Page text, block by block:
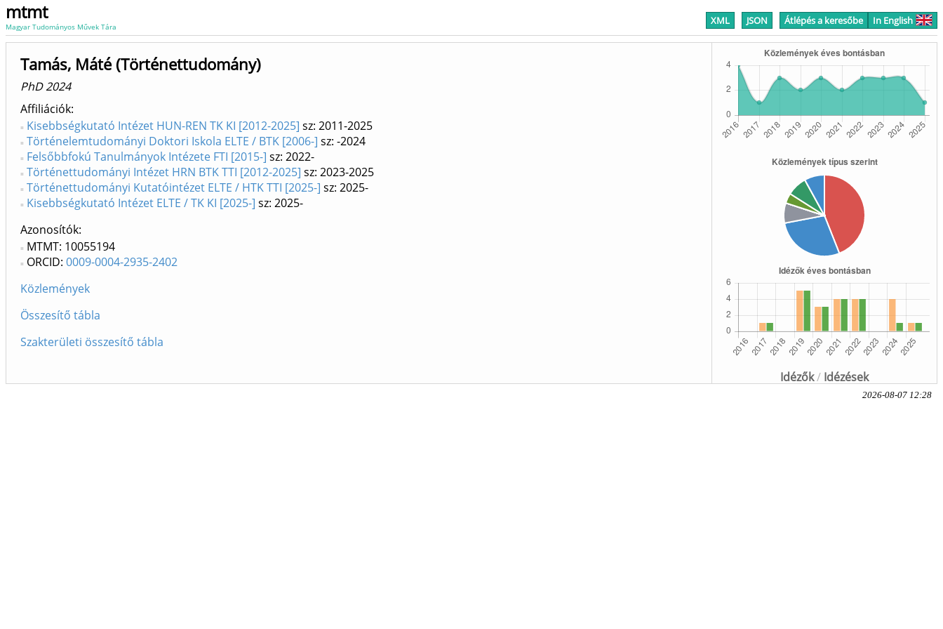
mtmt
Magyar Tudományos Művek Tára XML JSON Átlépés a keresőbe In English
Idézők/ Idézések
Tamás, Máté (Történettudomány)
PhD 2024
Affiliációk
Kisebbségkutató Intézet HUN-REN TK KI [2012-2025] sz: 2011-2025
Történelemtudományi Doktori Iskola ELTE / BTK [2006-] sz: -2024
Felsőbbfokú Tanulmányok Intézete FTI [2015-] sz: 2022-
Történettudományi Intézet HRN BTK TTI [2012-2025] sz: 2023-2025
Történettudományi Kutatóintézet ELTE / HTK TTI [2025-] sz: 2025-
Kisebbségkutató Intézet ELTE / TK KI [2025-] sz: 2025-
Azonosítók
MTMT: 10055194
ORCID: 0009-0004-2935-2402
Közlemények
Összesítő tábla
Szakterületi összesítő tábla
2026-08-07 12:28